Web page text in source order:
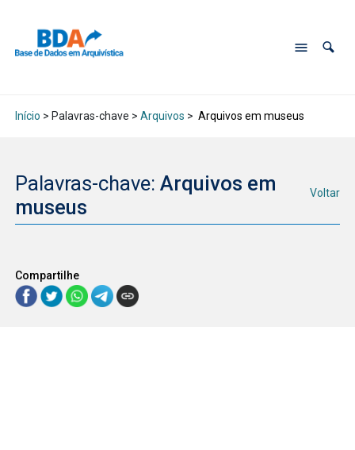
Início > Palavras-chave > Arquivos > Arquivos em museus
Palavras-chave: Arquivos em
museus
Voltar
Compartilhe